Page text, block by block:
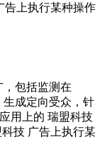
告上执行某种操作
，包括监测在
生成定向受众，针
用上的 瑞盟科技
技 广告上执行某